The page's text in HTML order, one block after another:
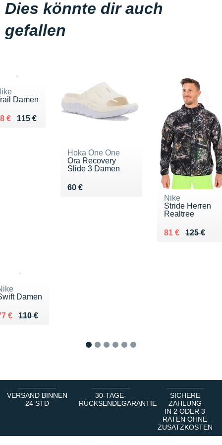
Dies könnte dir auch
gefallen
Damen
115 €
lieu de 115 €
€ 88 €
Hoka One One
Ora Recovery
Slide 3 Damen
60 €
Vendu 60 €
Nike
Stride Herren
Realtree
125 €
Au lieu de 125
81 €
Vendu 81 €
Damen
110 €
lieu de 110 €
€ 77 €
VERSAND BINNEN
24 STD
30-TAGE-
RÜCKSENDEGARANTIE
SICHERE
ZAHLUNG
IN 2 ODER 3
RATEN OHNE
ZUSATZKOSTEN